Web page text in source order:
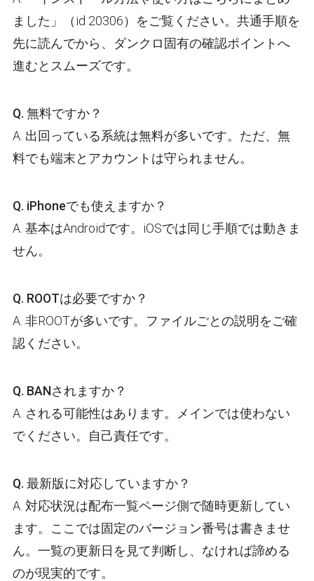
ました」（id 20306）をご覧ください。共通手順を
先に読んでから、ダンクロ固有の確認ポイントへ
進むとスムーズです。
Q. 無料ですか？
A. 出回っている系統は無料が多いです。ただ、無
料でも端末とアカウントは守られません。
Q. iPhoneでも使えますか？
A. 基本はAndroidです。iOSでは同じ手順では動きま
せん。
Q. ROOTは必要ですか？
A. 非ROOTが多いです。ファイルごとの説明をご確
認ください。
Q. BANされますか？
A. される可能性はあります。メインでは使わない
でください。自己責任です。
Q. 最新版に対応していますか？
A. 対応状況は配布一覧ページ側で随時更新してい
ます。ここでは固定のバージョン番号は書きませ
ん。一覧の更新日を見て判断し、なければ諦める
のが現実的です。